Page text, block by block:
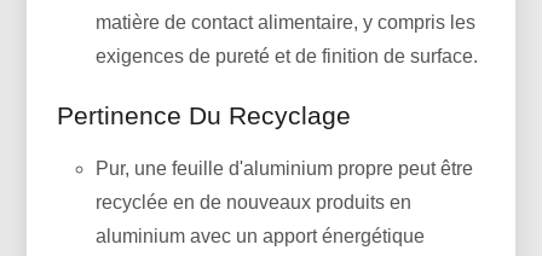
matière de contact alimentaire, y compris les
exigences de pureté et de finition de surface.
Pertinence Du Recyclage
Pur, une feuille d'aluminium propre peut être
recyclée en de nouveaux produits en
aluminium avec un apport énergétique